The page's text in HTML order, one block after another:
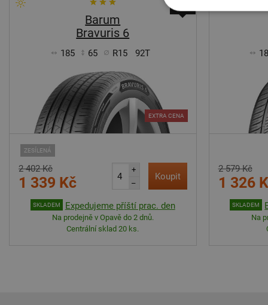
Barum
Bravuris 6
185 65 R15 92T
ZESÍLENÁ
EXTRA CENA
2 402 Kč
1 339 Kč
+
–
Koupit
SKLADEM Expedujeme příští prac. den
Na prodejně v Opavě do 2 dnů.
Centrální sklad 20 ks.
2 579 Kč
1 326
SKLADEM
Na